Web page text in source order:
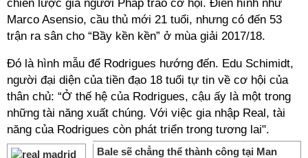
chiến lược gia người Pháp trao cơ hội. Điển hình như
Marco Asensio, cầu thủ mới 21 tuổi, nhưng có đến 53
trận ra sân cho “Bầy kền kền” ở mùa giải 2017/18.
Đó là hình mẫu để Rodrigues hướng đến. Edu Schimidt,
người đại diện của tiền đạo 18 tuổi tự tin về cơ hội của
thân chủ: “Ở thế hệ của Rodrigues, cậu ấy là một trong
những tài năng xuất chúng. Với việc gia nhập Real, tài
năng của Rodrigues còn phát triển trong tương lai".
Bale sẽ chẳng thể thành công tại Man